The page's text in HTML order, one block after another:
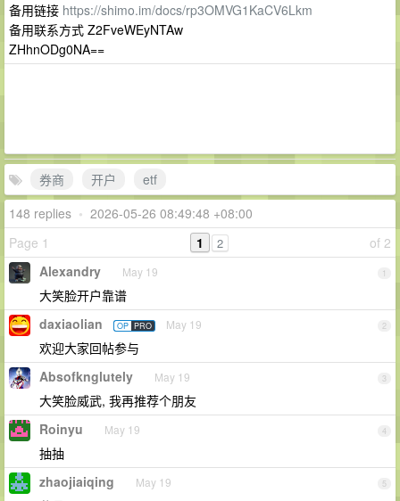
备用链接 https://shimo.im/docs/rp3OMVG1KaCV6Lkm
备用联系方式 Z2FveWEyNTAw
ZHhnODg0NA==
券商 开户
etf
148 replies • 2026-05-26 08:49:48 +08:00
Page 1
of 2
1 2
1
Alexandry May 19
大笑脸开户靠谱
2
daxiaolian OP PRO May 19
欢迎大家回帖参与
3
Absofknglutely May 19
大笑脸威武, 我再推荐个朋友
4
Roinyu May 19
抽抽
5
zhaojiaiqing May 19